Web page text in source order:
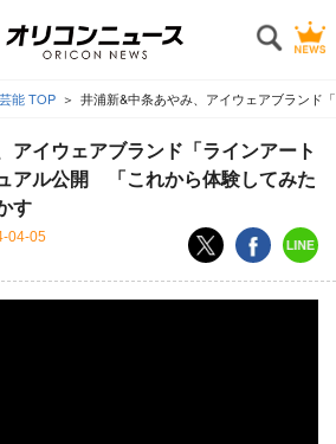
芸能 TOP 井浦新&中条あやみ、アイウェアブランド
アイウェアブランド「ラインアート
アル公開 「これから体験してみた
す
04-05